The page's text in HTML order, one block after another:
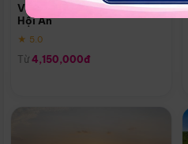
Vinpearl Resort & Golf Nam
Hội An
★ 5.0
Từ 4,150,000đ